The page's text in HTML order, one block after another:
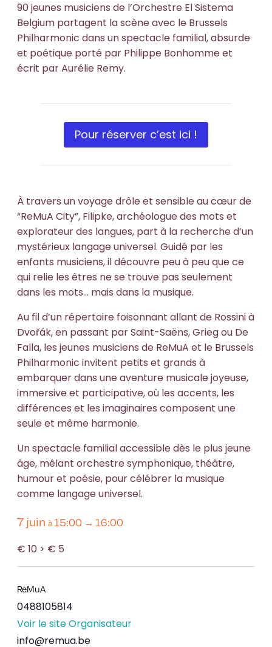
90 jeunes musiciens de l’Orchestre El Sistema
Belgium partagent la scène avec le Brussels
Philharmonic dans un spectacle familial, absurde
et poétique porté par Philippe Bonhomme et
écrit par Aurélie Remy.
Pour réserver c’est ici !
À travers un voyage drôle et sensible au cœur de
“ReMuA City”, Filipke, archéologue des mots et
explorateur des langues, part à la recherche d’un
mystérieux langage universel. Guidé par les
enfants musiciens, il découvre peu à peu que ce
qui relie les êtres ne se trouve pas seulement
dans les mots… mais dans la musique.
Au fil d’un répertoire foisonnant allant de Rossini à
Dvořák, en passant par Saint-Saëns, Grieg ou De
Falla, les jeunes musiciens de ReMuA et le Brussels
Philharmonic invitent petits et grands à
embarquer dans une aventure musicale joyeuse,
immersive et participative, où les accents, les
différences et les imaginaires composent une
seule et même harmonie.
Un spectacle familial accessible dès le plus jeune
âge, mêlant orchestre symphonique, théâtre,
humour et poésie, pour célébrer la musique
comme langage universel.
7 juin à15:00 → 16:00
€ 10 > € 5
ReMuA
0488105814
Voir le site Organisateur
info@remua.be